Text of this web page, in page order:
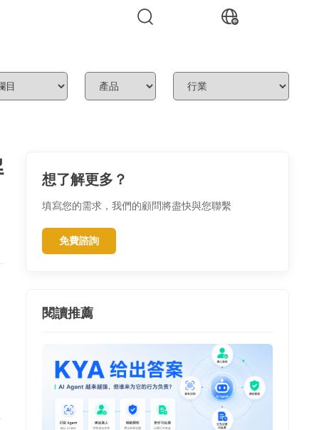
想了解更多？
填寫您的需求，我們的顧問將盡快與您聯繫
免費諮詢
閱讀推薦